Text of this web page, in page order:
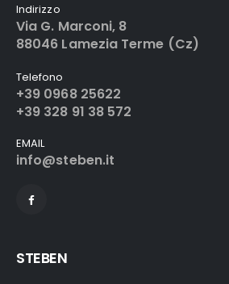
Indirizzo
Via G. Marconi, 8
88046 Lamezia Terme (Cz)
Telefono
+39 0968 25622
+39 328 91 38 572
EMAIL
info@steben.it
STEBEN